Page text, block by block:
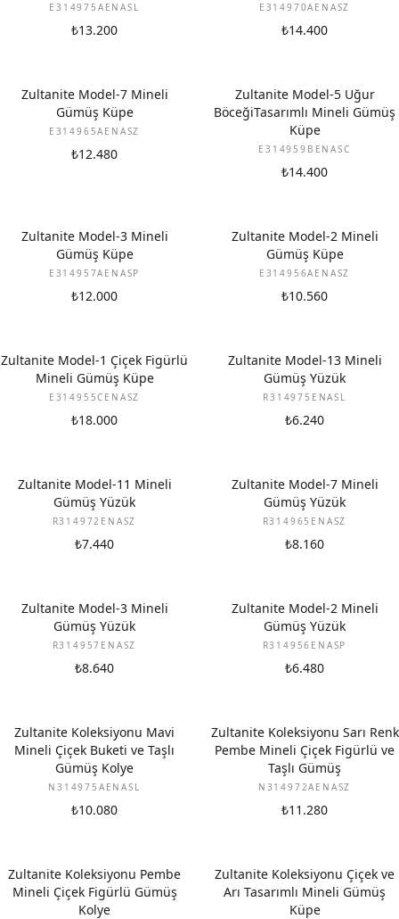
E314975AENASL
₺13.200
E314970AENASZ
₺14.400
Zultanite Model-7 Mineli
Gümüş Küpe
E314965AENASZ
₺12.480
Zultanite Model-5 Uğur
BöceğiTasarımlı Mineli Gümüş
Küpe
E314959BENASC
₺14.400
Zultanite Model-3 Mineli
Gümüş Küpe
E314957AENASP
₺12.000
Zultanite Model-2 Mineli
Gümüş Küpe
E314956AENASZ
₺10.560
Zultanite Model-1 Çiçek Figürlü
Mineli Gümüş Küpe
E314955CENASZ
₺18.000
Zultanite Model-13 Mineli
Gümüş Yüzük
R314975ENASL
₺6.240
Zultanite Model-11 Mineli
Gümüş Yüzük
R314972ENASZ
₺7.440
Zultanite Model-7 Mineli
Gümüş Yüzük
R314965ENASZ
₺8.160
Zultanite Model-3 Mineli
Gümüş Yüzük
R314957ENASZ
₺8.640
Zultanite Model-2 Mineli
Gümüş Yüzük
R314956ENASP
₺6.480
Zultanite Koleksiyonu Mavi
Mineli Çiçek Buketi ve Taşlı
Gümüş Kolye
N314975AENASL
₺10.080
Zultanite Koleksiyonu Sarı Renk
Pembe Mineli Çiçek Figürlü ve
Taşlı Gümüş
N314972AENASZ
₺11.280
Zultanite Koleksiyonu Pembe
Mineli Çiçek Figürlü Gümüş
Kolye
Zultanite Koleksiyonu Çiçek ve
Arı Tasarımlı Mineli Gümüş
Küpe